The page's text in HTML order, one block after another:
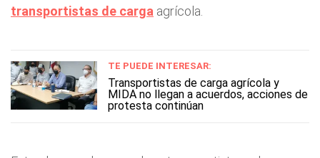
transportistas de carga agrícola.
TE PUEDE INTERESAR:
Transportistas de carga agrícola y
MIDA no llegan a acuerdos, acciones de
protesta continúan